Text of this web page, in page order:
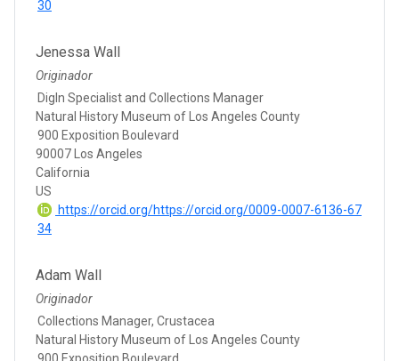
30
Jenessa Wall
Originador
DigIn Specialist and Collections Manager
Natural History Museum of Los Angeles County
900 Exposition Boulevard
90007 Los Angeles
California
US
https://orcid.org/https://orcid.org/0009-0007-6136-67
34
Adam Wall
Originador
Collections Manager, Crustacea
Natural History Museum of Los Angeles County